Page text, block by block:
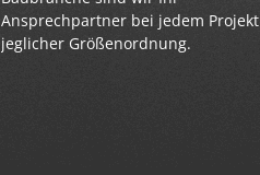
Ansprechpartner bei jedem Projekt
jeglicher Größenordnung.